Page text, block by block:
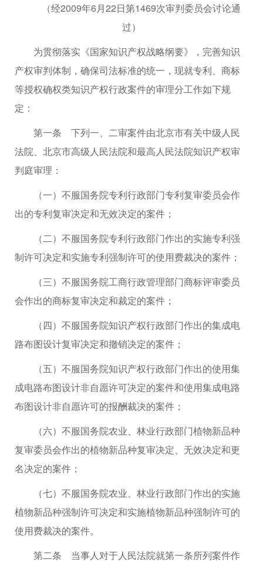
（经2009年6月22日第1469次审判委员会讨论通
过）
为贯彻落实《国家知识产权战略纲要》，完善知识
产权审判体制，确保司法标准的统一，现就专利、商标
等授权确权类知识产权行政案件的审理分工作如下规
定：
第一条 下列一、二审案件由北京市有关中级人民
法院、北京市高级人民法院和最高人民法院知识产权审
判庭审理：
（一）不服国务院专利行政部门专利复审委员会作
出的专利复审决定和无效决定的案件；
（二）不服国务院专利行政部门作出的实施专利强
制许可决定和实施专利强制许可的使用费裁决的案件；
（三）不服国务院工商行政管理部门商标评审委员
会作出的商标复审决定和裁定的案件；
（四）不服国务院知识产权行政部门作出的集成电
路布图设计复审决定和撤销决定的案件；
（五）不服国务院知识产权行政部门作出的使用集
成电路布图设计非自愿许可决定的案件和使用集成电路
布图设计非自愿许可的报酬裁决的案件；
（六）不服国务院农业、林业行政部门植物新品种
复审委员会作出的植物新品种复审决定、无效决定和更
名决定的案件；
（七）不服国务院农业、林业行政部门作出的实施
植物新品种强制许可决定和实施植物新品种强制许可的
使用费裁决的案件。
第二条 当事人对于人民法院就第一条所列案件作